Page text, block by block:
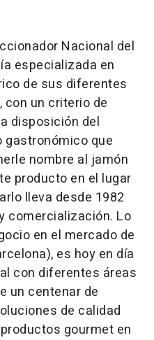
Nacional del
especializada en
de sus diferentes
con un criterio de
disposición del
gastronómico que
nombre al jamón
producto en el lugar
lleva desde 1982
comercialización. Lo
en el mercado de
es hoy en día
con diferentes áreas
un centenar de
de calidad
gourmet en